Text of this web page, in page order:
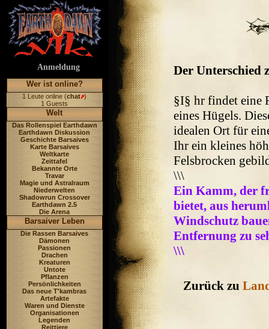
Anmeldung
Wer ist online?
1 Leute online (chat )
1 Guests
Welt
Das Rollenspiel Earthdawn
Earthdawn Diskussion
Geschichte Barsaives
Karte Barsaives
Weltkarte
Zeittafel
Bekannte Orte
Travar
Magie und Astralraum
Niederwelten
Shadowrun Crossover
Earthdawn 2.5
Die Arena
Barsaiver Leben
Die Rassen Barsaives
Dämonen
Passionen
Drachen
Kreaturen
Untote
Pflanzen
Persönlichkeiten
Das neue T'kambras
Artefakte
Waren und Dienste
Organisationen
Legenden
Reittiere
Der Unterschied
§I§ hr findet eine
eines Hügels.
idealen Ort für
Ihr ein kleines
Felsbrocken
\\\
Ein Kamm, der
bietet, aus
Windschutz
Entfernung zu
\\\
Zurück zu